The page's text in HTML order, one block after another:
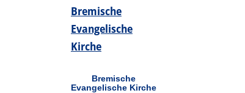
Bremische
Evangelische Kirche